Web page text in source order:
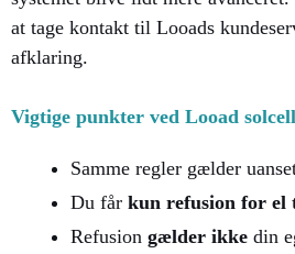
at tage kontakt til Looads
afklaring.
Vigtige punkter ved Looad
Samme regler gælder
Du får kun refusion for
Refusion gælder ikke din